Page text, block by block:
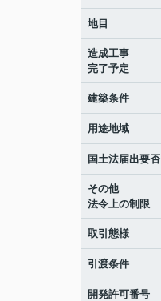
地目
造成工事
完了予定
建築条件
用途地域
国土法届出要否
その他
法令上の制限
取引態様
引渡条件
開発許可番号